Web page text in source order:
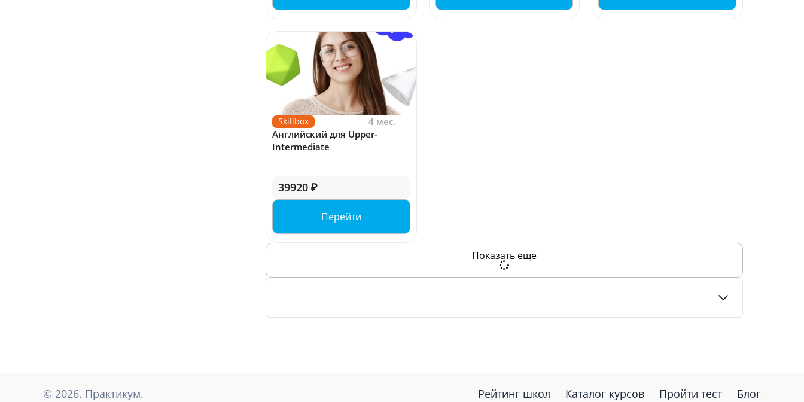
Skillbox
4 мес.
Английский для Upper-
Intermediate
39920 ₽
Перейти
Показать еще
© 2026. Практикум. Рейтинг школ Каталог курсов Пройти тест Блог